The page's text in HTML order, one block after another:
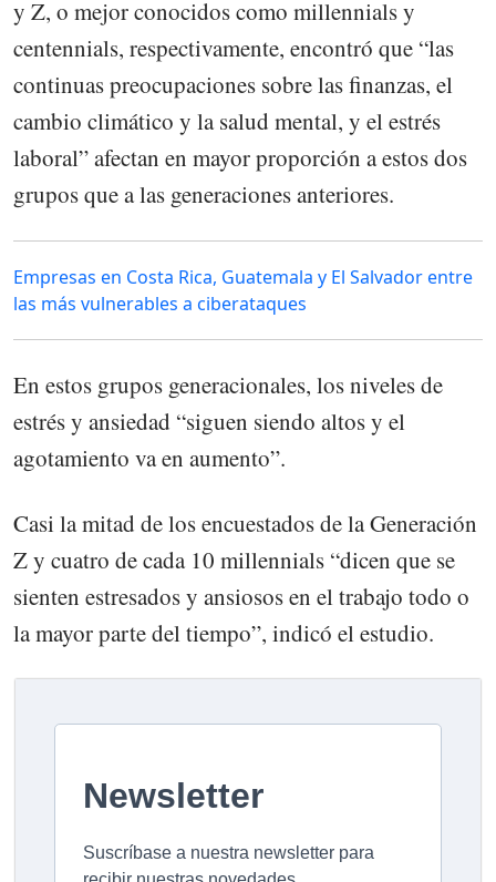
y Z, o mejor conocidos como millennials y
centennials, respectivamente, encontró que “las
continuas preocupaciones sobre las finanzas, el
cambio climático y la salud mental, y el estrés
laboral” afectan en mayor proporción a estos dos
grupos que a las generaciones anteriores.
Empresas en Costa Rica, Guatemala y El Salvador entre
las más vulnerables a ciberataques
En estos grupos generacionales, los niveles de
estrés y ansiedad “siguen siendo altos y el
agotamiento va en aumento”.
Casi la mitad de los encuestados de la Generación
Z y cuatro de cada 10 millennials “dicen que se
sienten estresados y ansiosos en el trabajo todo o
la mayor parte del tiempo”, indicó el estudio.